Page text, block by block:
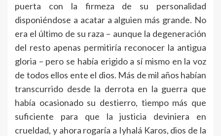
puerta con la firmeza de su personalidad
disponiéndose a acatar a alguien más grande. No
era el último de su raza – aunque la degeneración
del resto apenas permitiría reconocer la antigua
gloria – pero se había erigido a sí mismo en la voz
de todos ellos ente el dios. Más de mil años habían
transcurrido desde la derrota en la guerra que
había ocasionado su destierro, tiempo más que
suficiente para que la justicia deviniera en
crueldad, y ahora rogaría a Iyhalá Karos, dios de la